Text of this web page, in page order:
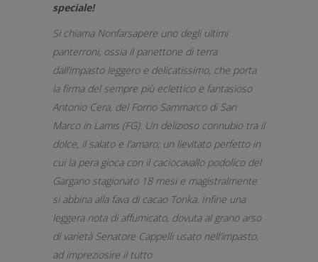
speciale!
Si chiama Nonfarsapere uno degli ultimi
panterroni, ossia il panettone di terra
dall’impasto leggero e delicatissimo, che porta
la firma del sempre più eclettico e fantasioso
Antonio Cera, del Forno Sammarco di San
Marco in Lamis (FG). Un delizioso connubio tra il
dolce, il salato e l’amaro; un lievitato perfetto in
cui la pera gioca con il caciocavallo podolico del
Gargano stagionato 18 mesi e magistralmente
si abbina alla fava di cacao Tonka. Infine una
leggera nota di affumicato, dovuta al grano arso
di varietà Senatore Cappelli usato nell’impasto,
ad impreziosire il tutto